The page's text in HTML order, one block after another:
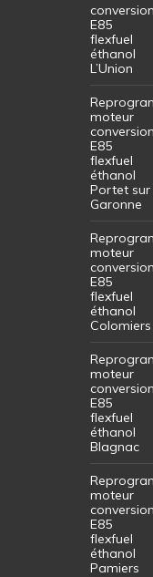
conversion
E85
flexfuel
éthanol
L’Union
moteur
conversion
E85
flexfuel
éthanol
Portet sur
Garonne
moteur
conversion
E85
flexfuel
éthanol
Colomiers
moteur
conversion
E85
flexfuel
éthanol
Blagnac
moteur
conversion
E85
flexfuel
éthanol
Pamiers